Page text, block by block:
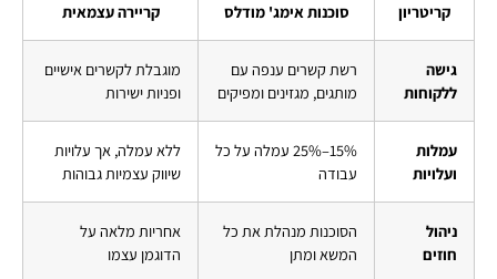
קריטריון סוכנות אימג' מודלס קריירה עצמאית
גישה
ללקוחות
רשת קשרים ענפה עם
מותגים, מגזינים ומפיקים
מוגבלת לקשרים אישיים
ופניות ישירות
עמלות
ועלויות
15%–25% עמלה על כל
עבודה
ללא עמלה, אך עלויות
שיווק עצמיות גבוהות
ניהול
חוזים
הסוכנות מנהלת את כל
המשא ומתן
אחריות מלאה על
הדוגמן עצמו